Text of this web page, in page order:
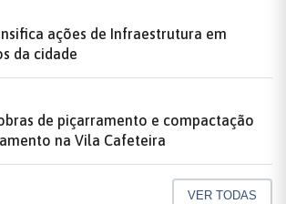
ações de Infraestrutura em
da cidade
de piçarramento e compactação
na Vila Cafeteira
VER TODAS